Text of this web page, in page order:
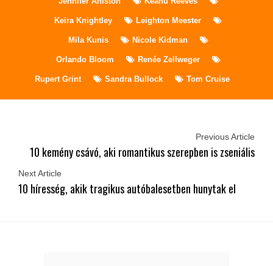
Keira Knightley Leighton Meester
Mila Kunis Nicole Kidman
Orlando Bloom Renée Zellweger
Rupert Grint Sandra Bullock Tom Cruise
Previous Article
10 kemény csávó, aki romantikus szerepben is zseniális
Next Article
10 híresség, akik tragikus autóbalesetben hunytak el